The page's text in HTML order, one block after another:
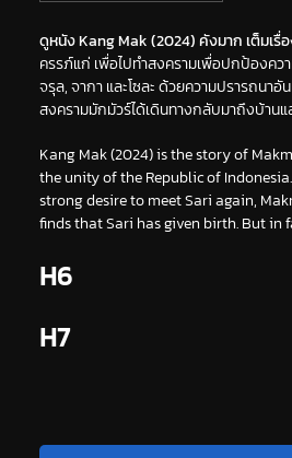
ดูหนัง Kang Mak (2024) คังมาก เต็มเรื่
ครรภ์แก่ เพื่อไปทำสงครามเพื่อปกป้องค
จรุล, จากา และโซละ ด้วยความปรารถน
สงครามมักมัวร์ได้เดินทางกลับมาถึงบ้าน
Kang Mak (2024) is the story of
the unity of the Republic of
strong desire to meet Sari again,
finds that Sari has given birth. But in
H6
H7